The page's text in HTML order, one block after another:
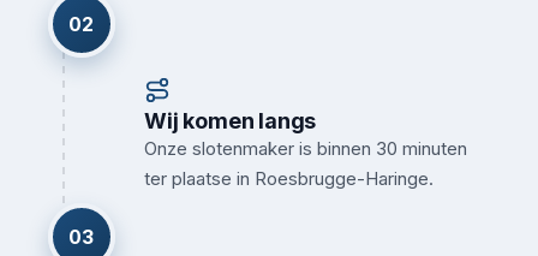
02
Wij komen langs
Onze slotenmaker is binnen 30 minuten
ter plaatse in Roesbrugge-Haringe.
03